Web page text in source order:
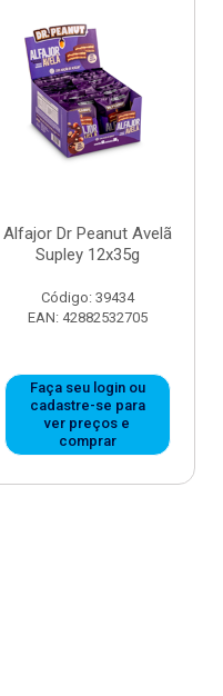
Alfajor Dr Peanut Avelã
Supley 12x35g
Código: 39434
EAN: 42882532705
Faça seu login ou
cadastre-se para
ver preços e
comprar